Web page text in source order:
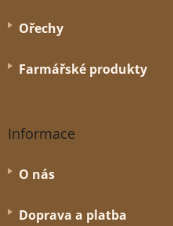
Ořechy
Farmářské produkty
Informace
O nás
Doprava a platba